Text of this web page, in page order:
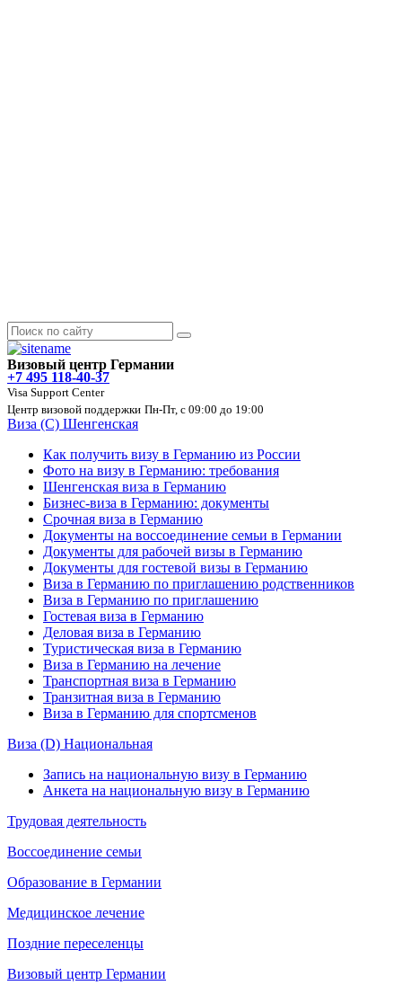
Визовый центр Германии
+7 495 118-40-37
Visa Support Center
Центр визовой поддержки Пн-Пт, с 09:00 до 19:00
Виза (C) Шенгенская
Как получить визу в Германию из России
Фото на визу в Германию: требования
Шенгенская виза в Германию
Бизнес-виза в Германию: документы
Срочная виза в Германию
Документы на воссоединение семьи в Германии
Документы для рабочей визы в Германию
Документы для гостевой визы в Германию
Виза в Германию по приглашению родственников
Виза в Германию по приглашению
Гостевая виза в Германию
Деловая виза в Германию
Туристическая виза в Германию
Виза в Германию на лечение
Транспортная виза в Германию
Транзитная виза в Германию
Виза в Германию для спортсменов
Виза (D) Национальная
Запись на национальную визу в Германию
Анкета на национальную визу в Германию
Трудовая деятельность
Воссоединение семьи
Образование в Германии
Медицинское лечение
Поздние переселенцы
Визовый центр Германии